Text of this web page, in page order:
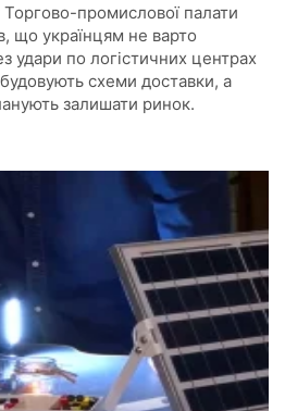
промислової палати
що українцям не варто
удари по логістичних центрах
схеми доставки, а
залишати ринок.